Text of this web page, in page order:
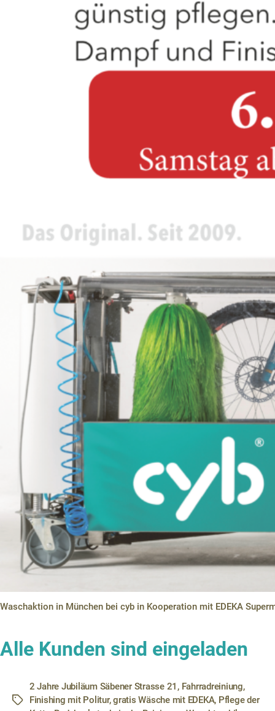
Waschaktion in München bei cyb in Kooperation mit EDEKA
Alle Kunden sind eingeladen
Schlagwörter
2 Jahre Jubiläum Säbener Strasse 21 , Fahrradreiniung,
Finishing mit Politur,gratis Wäsche mit EDEKA, Pflege der